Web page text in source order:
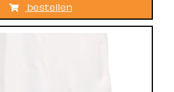
bestellen